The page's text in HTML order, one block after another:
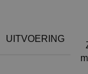
UITVOERING